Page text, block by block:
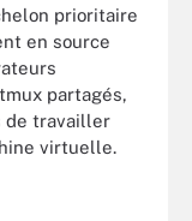
prioritaire
en source
partagés,
de travailler
virtuelle.